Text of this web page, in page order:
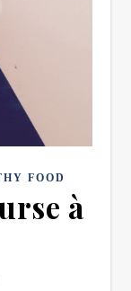
FOOD
à